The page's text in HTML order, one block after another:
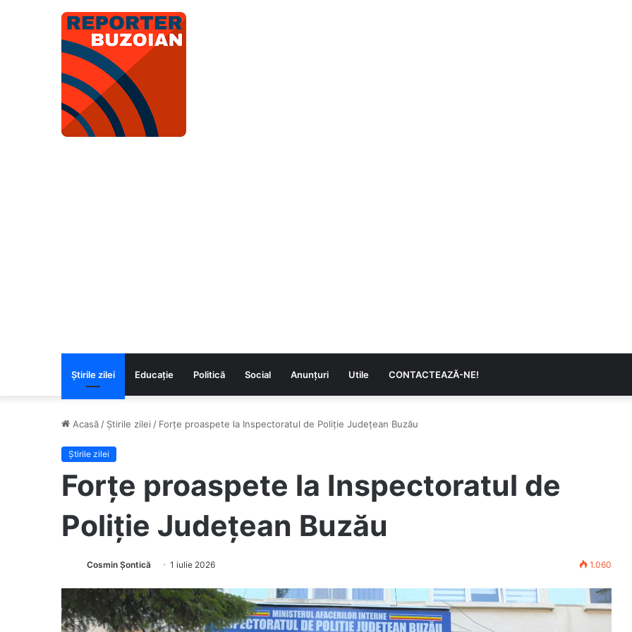
Știrile zilei Educaţie Politică Social Anunțuri Utile CONTACTEAZĂ-NE!
Acasă / Știrile zilei / Forțe proaspete la Inspectoratul de Poliție Județean Buzău
Știrile zilei
Forțe proaspete la Inspectoratul de
Poliție Județean Buzău
Cosmin Șontică 1 iulie 2026 1.060